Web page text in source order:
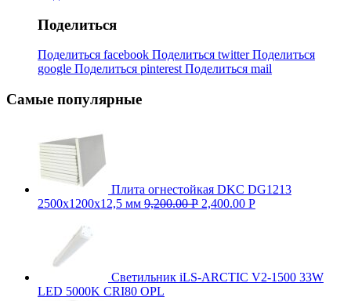
Поделиться
Поделиться facebook Поделиться twitterПоделиться
google Поделиться pinterest Поделиться mail
Самые популярные
Плита огнестойкая DKC DG1213
2500х1200х12,5 мм 9,200.00Р 2,400.00 Р
Светильник iLS-ARCTIC V2-1500 33W
LED 5000K CRI80 OPL